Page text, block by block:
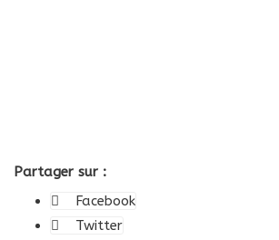
Partager sur :
Facebook
Twitter